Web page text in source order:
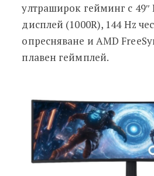
ултраширок гейминг с 49″
дисплей (1000R), 144 Hz
опресняване и AMD
плавен геймплей.